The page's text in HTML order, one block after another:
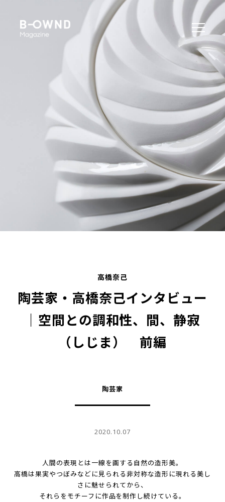
高橋奈己
陶芸家・高橋奈己インタビュー
｜空間との調和性、間、静寂
（しじま） 前編
陶芸家
2020.10.07
人間の表現とは一線を画する自然の造形美。
高橋は果実やつぼみなどに見られる非対称な造形に現れる美し
さに魅せられてから、
それらをモチーフに作品を制作し続けている。